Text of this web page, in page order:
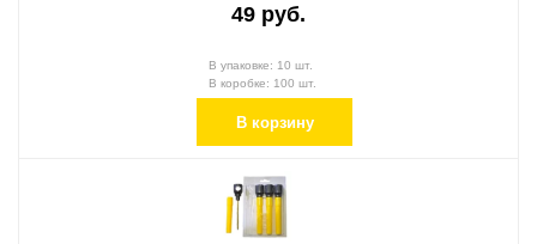
49 руб.
В упаковке: 10 шт.
В коробке: 100 шт.
В корзину